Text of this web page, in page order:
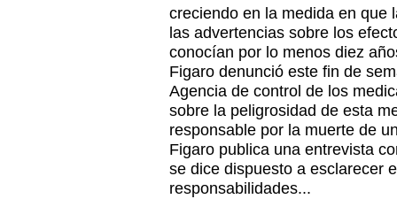
creciendo en la medida en que
las advertencias sobre los
conocían por lo menos diez
Figaro denunció este fin de
Agencia de control de los
sobre la peligrosidad de esta
responsable por la muerte de
Figaro publica una entrevista
se dice dispuesto a esclarecer
responsabilidades...